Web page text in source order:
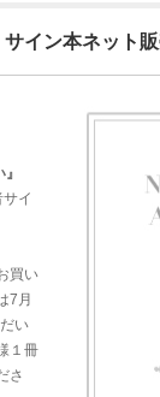
イン本ネット
イ
買い
7月
い
１冊
さ